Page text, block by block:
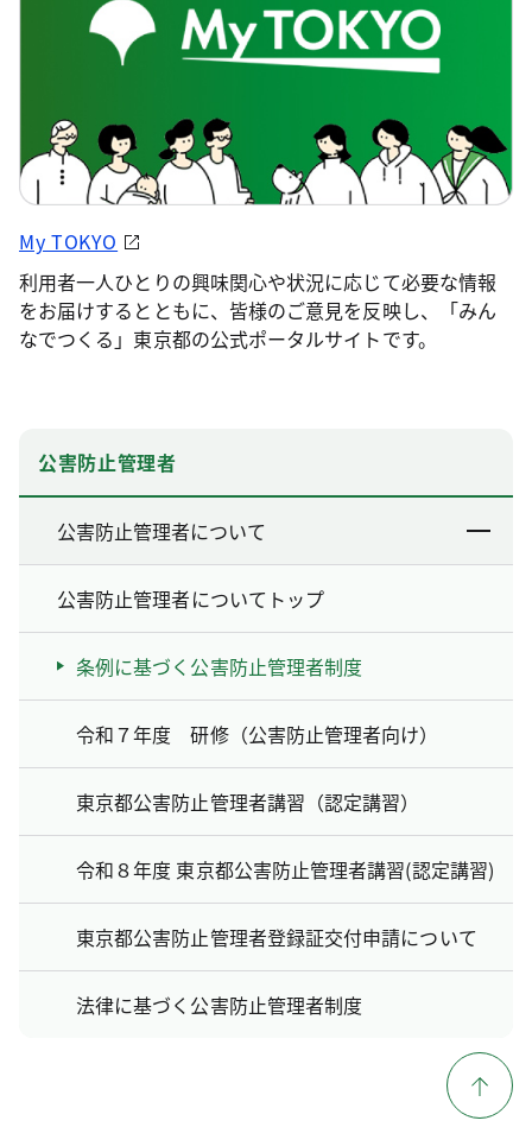
My TOKYO
利用者一人ひとりの興味関心や状況に応じて必要な情報
をお届けするとともに、皆様のご意見を反映し、「みん
なでつくる」東京都の公式ポータルサイトです。
公害防止管理者
公害防止管理者について
公害防止管理者についてトップ
条例に基づく公害防止管理者制度
令和７年度 研修（公害防止管理者向け）
東京都公害防止管理者講習（認定講習）
令和８年度 東京都公害防止管理者講習(認定講習)
東京都公害防止管理者登録証交付申請について
法律に基づく公害防止管理者制度